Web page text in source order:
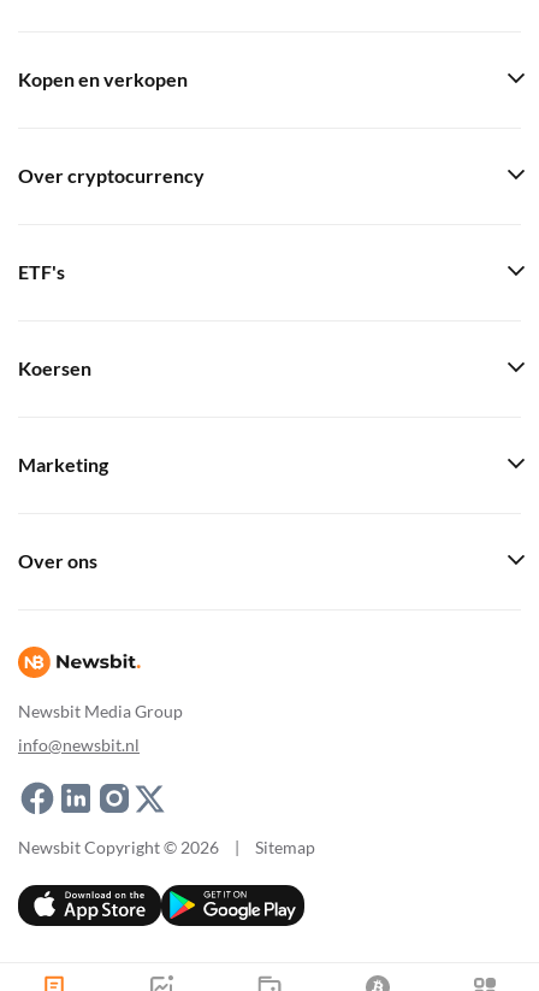
Newsbit Media Group
info@newsbit.nl
Kopen en verkopen
Over cryptocurrency
ETF's
Koersen
Marketing
Over ons
Newsbit Copyright © 2026 | Sitemap